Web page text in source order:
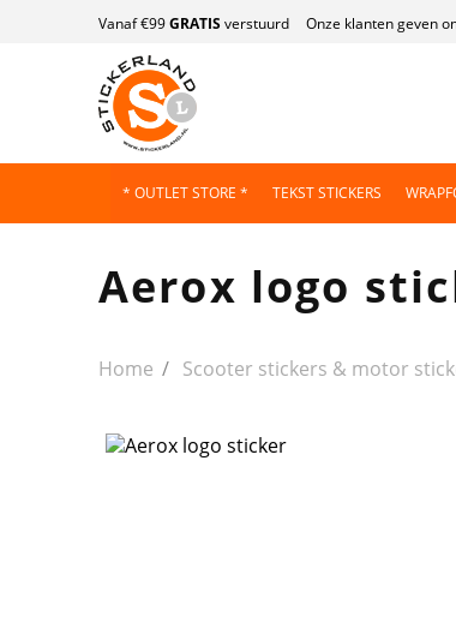
Vanaf €99GRATIS verstuurd Onze klanten geven
* OUTLET STORE * TEKST STICKERS
Aerox logo
Home Scooter stickers & motor